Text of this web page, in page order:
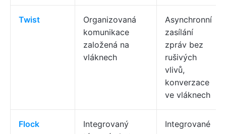
Twist
Organizovaná
komunikace
založená na
vláknech
Asynchronní
zasílání
zpráv bez
rušivých
vlivů,
konverzace
ve vláknech
Flock
Integrovaný
Integrované